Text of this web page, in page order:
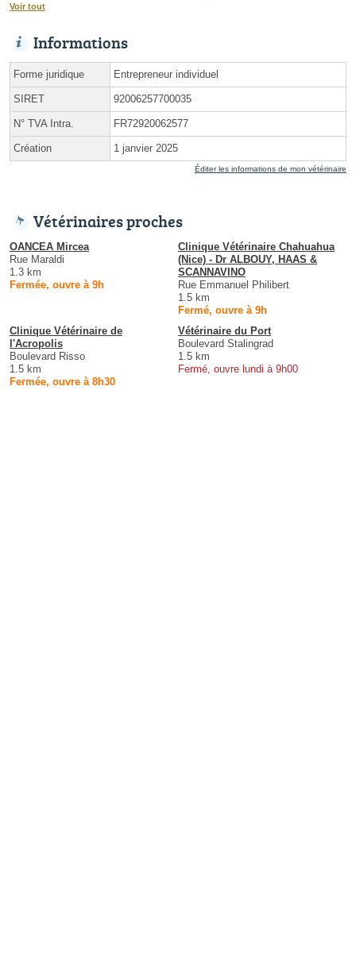
Voir tout
Informations
Forme juridique Entrepreneur individuel
SIRET 92006257700035
N° TVA Intra. FR72920062577
Création 1 janvier 2025
Éditer les informations de mon vétérinaire
Vétérinaires proches
OANCEA Mircea
Rue Maraldi
1.3 km
Fermée, ouvre à 9h
Clinique Vétérinaire Chahuahua
(Nice) - Dr ALBOUY, HAAS &
SCANNAVINO
Rue Emmanuel Philibert
1.5 km
Fermé, ouvre à 9h
Clinique Vétérinaire de
l'Acropolis
Boulevard Risso
1.5 km
Fermée, ouvre à 8h30
Vétérinaire du Port
Boulevard Stalingrad
1.5 km
Fermé, ouvre lundi à 9h00